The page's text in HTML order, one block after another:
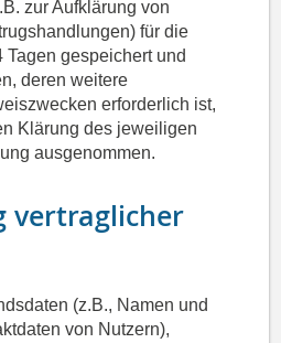
zur Aufklärung von
für die
Tagen gespeichert und
deren weitere
erforderlich ist,
Klärung des jeweiligen
ausgenommen.
vertraglicher
(z.B., Namen und
von Nutzern),